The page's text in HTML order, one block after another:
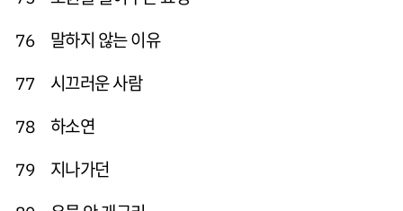
76 말하지 않는 이유
77 시끄러운 사람
78 하소연
79 지나가던